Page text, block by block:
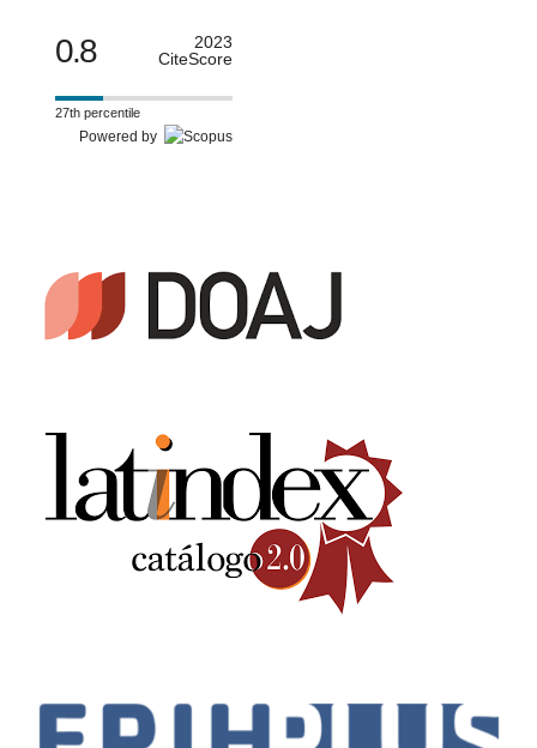
0.8
2023
CiteScore
27th percentile
Powered by